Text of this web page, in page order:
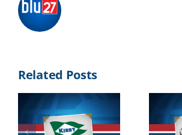
Related Posts